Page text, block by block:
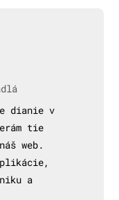
dianie v
tie
web.
a